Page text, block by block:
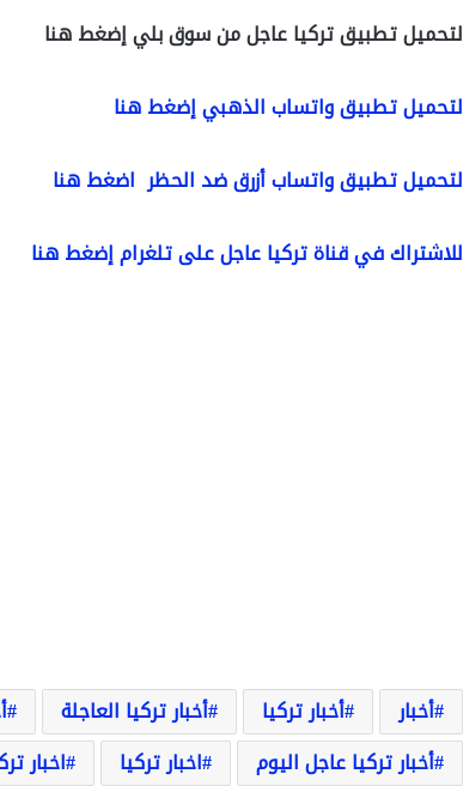
لتحميل تطبيق تركيا عاجل من سوق بلي إضغط هنا
لتحميل تطبيق واتساب الذهبي إضغط هنا
لتحميل تطبيق واتساب أزرق ضد الحظر اضغط هنا
للاشتراك في قناة تركيا عاجل على تلغرام إضغط هنا
أخبار أخبار تركيا أخبار تركيا العاجلة
أخبار تركيا عاجل اليوم
اخبار تركيا اخبار